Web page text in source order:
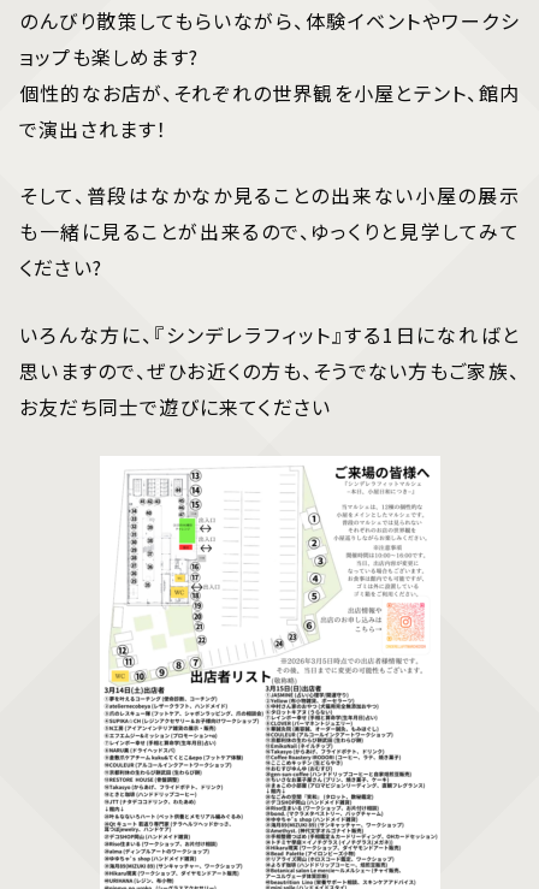
のんびり散策してもらいながら、体験イベントやワークシ
ョップも楽しめます?️
個性的なお店が、それぞれの世界観を小屋とテント、館内
で演出されます！
そして、普段はなかなか見ることの出来ない小屋の展示
も一緒に見ることが出来るので、ゆっくりと見学してみて
ください?
いろんな方に、『シンデレラフィット』する1日になればと
思いますので、ぜひお近くの方も、そうでない方もご家族、
お友だち同士で遊びに来てください